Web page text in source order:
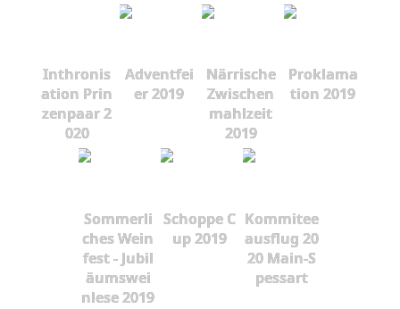
Inthronis
ation Prin
zenpaar 2
020
Adventfei
er 2019
Närrische
Zwischen
mahlzeit
2019
Proklama
tion 2019
Sommerli
ches Wein
fest - Jubil
äumswei
nlese 2019
Schoppe C
up 2019
Kommitee
ausflug 20
20 Main-S
pessart